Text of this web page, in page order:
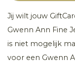
Jij wilt jouw
Gwenn Ann Fine
is niet mogelijk
voor een Gwenn